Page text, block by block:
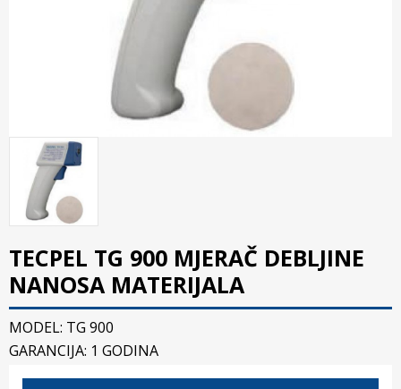
TECPEL TG 900 MJERAČ DEBLJINE
NANOSA MATERIJALA
MODEL: TG 900
GARANCIJA: 1 GODINA